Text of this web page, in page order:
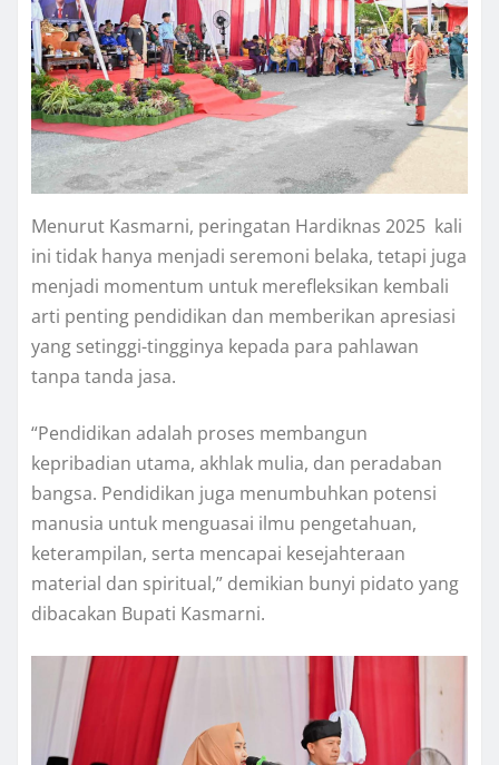
Menurut Kasmarni, peringatan Hardiknas 2025 kali
ini tidak hanya menjadi seremoni belaka, tetapi juga
menjadi momentum untuk merefleksikan kembali
arti penting pendidikan dan memberikan apresiasi
yang setinggi-tingginya kepada para pahlawan
tanpa tanda jasa.
“Pendidikan adalah proses membangun
kepribadian utama, akhlak mulia, dan peradaban
bangsa. Pendidikan juga menumbuhkan potensi
manusia untuk menguasai ilmu pengetahuan,
keterampilan, serta mencapai kesejahteraan
material dan spiritual,” demikian bunyi pidato yang
dibacakan Bupati Kasmarni.